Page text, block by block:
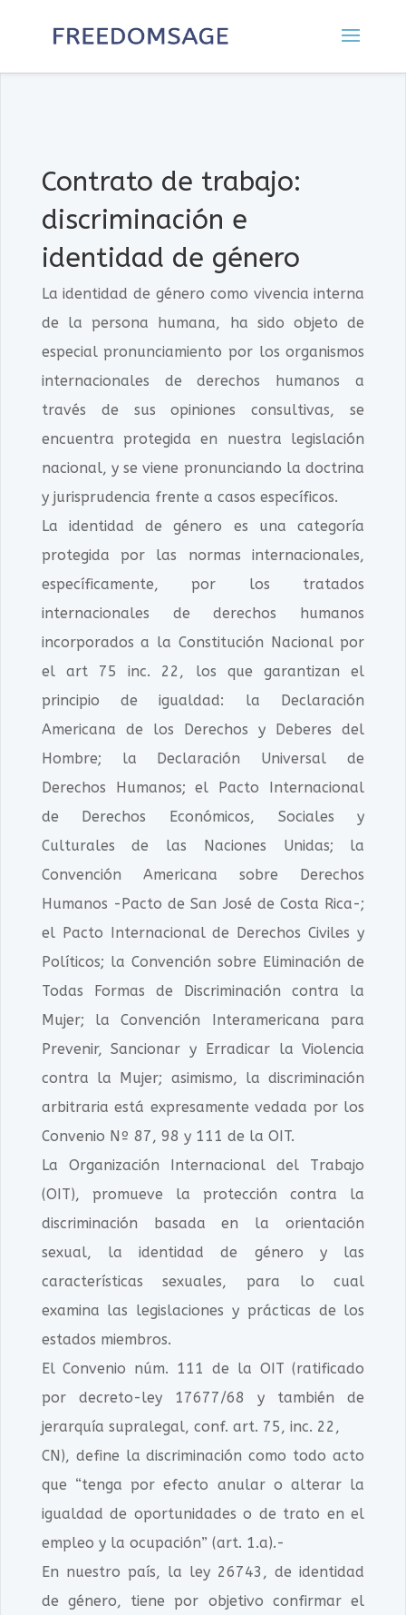
Contrato de trabajo:
discriminación e
identidad de género
La identidad de género como vivencia interna
de la persona humana, ha sido objeto de
especial pronunciamiento por los organismos
internacionales de derechos humanos a
través de sus opiniones consultivas, se
encuentra protegida en nuestra legislación
nacional, y se viene pronunciando la doctrina
y jurisprudencia frente a casos específicos.
La identidad de género es una categoría
protegida por las normas internacionales,
específicamente, por los tratados
internacionales de derechos humanos
incorporados a la Constitución Nacional por
el art 75 inc. 22, los que garantizan el
principio de igualdad: la Declaración
Americana de los Derechos y Deberes del
Hombre; la Declaración Universal de
Derechos Humanos; el Pacto Internacional
de Derechos Económicos, Sociales y
Culturales de las Naciones Unidas; la
Convención Americana sobre Derechos
Humanos -Pacto de San José de Costa Rica-;
el Pacto Internacional de Derechos Civiles y
Políticos; la Convención sobre Eliminación de
Todas Formas de Discriminación contra la
Mujer; la Convención Interamericana para
Prevenir, Sancionar y Erradicar la Violencia
contra la Mujer; asimismo, la discriminación
arbitraria está expresamente vedada por los
Convenio Nº 87, 98 y 111 de la OIT.
La Organización Internacional del Trabajo
(OIT), promueve la protección contra la
discriminación basada en la orientación
sexual, la identidad de género y las
características sexuales, para lo cual
examina las legislaciones y prácticas de los
estados miembros.
El Convenio núm. 111 de la OIT (ratificado
por decreto-ley 17677/68 y también de
jerarquía supralegal, conf. art. 75, inc. 22,
CN), define la discriminación como todo acto
que “tenga por efecto anular o alterar la
igualdad de oportunidades o de trato en el
empleo y la ocupación” (art. 1.a).-
En nuestro país, la ley 26743, de identidad
de género, tiene por objetivo confirmar el